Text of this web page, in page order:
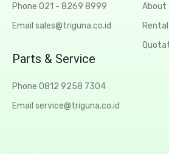
Phone 021 - 8269 8999
Email sales@triguna.co.id
Parts & Service
Phone 0812 9258 7304
Email service@triguna.co.id
About